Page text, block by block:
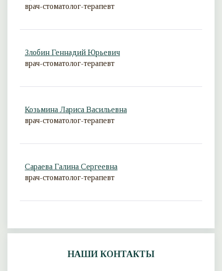
врач-стоматолог-терапевт
Злобин Геннадий Юрьевич
врач-стоматолог-терапевт
Козьмина Лариса Васильевна
врач-стоматолог-терапевт
Сараева Галина Сергеевна
врач-стоматолог-терапевт
НАШИ КОНТАКТЫ